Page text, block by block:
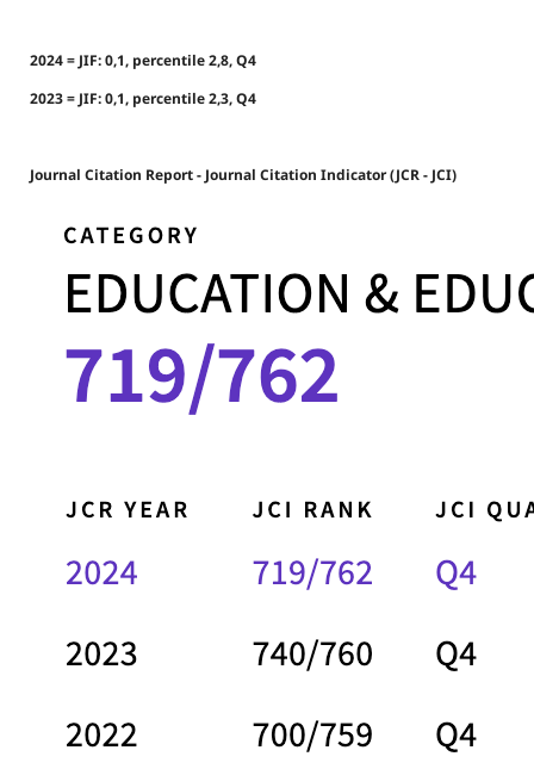
2024 = JIF: 0,1, percentile 2,8, Q4
2023 = JIF: 0,1, percentile 2,3, Q4
Journal Citation Report - Journal Citation Indicator (JCR - JCI)